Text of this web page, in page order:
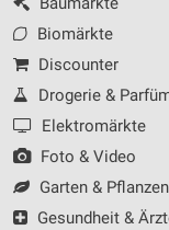
Biomärkte
Discounter
Drogerie &
Elektromärkte
Foto & Video
Garten & Pflanzen
Gesundheit &